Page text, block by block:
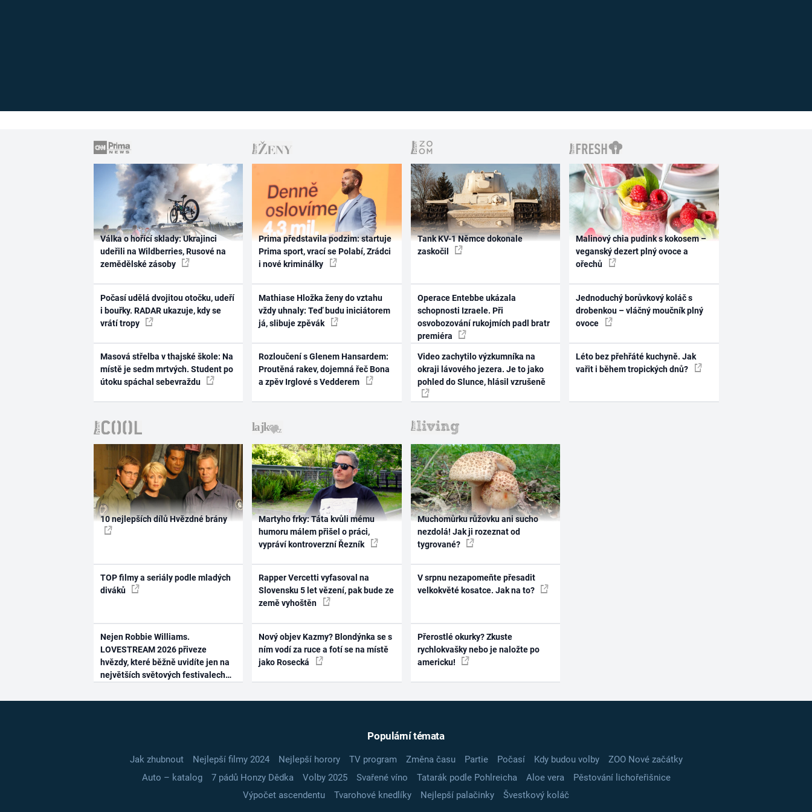
Válka o hořící sklady: Ukrajinci
udeřili na Wildberries, Rusové na
zemědělské zásoby
Počasí udělá dvojitou otočku, udeří
i bouřky. RADAR ukazuje, kdy se
vrátí tropy
Masová střelba v thajské škole: Na
místě je sedm mrtvých. Student po
útoku spáchal sebevraždu
Prima představila podzim: startuje
Prima sport, vrací se Polabí, Zrádci
i nové kriminálky
Mathiase Hložka ženy do vztahu
vždy uhnaly: Teď budu iniciátorem
já, slibuje zpěvák
Rozloučení s Glenem Hansardem:
Proutěná rakev, dojemná řeč Bona
a zpěv Irglové s Vedderem
Tank KV-1 Němce dokonale
zaskočil
Operace Entebbe ukázala
schopnosti Izraele. Při
osvobozování rukojmích padl bratr
premiéra
Video zachytilo výzkumníka na
okraji lávového jezera. Je to jako
pohled do Slunce, hlásil vzrušeně
Malinový chia pudink s kokosem –
veganský dezert plný ovoce a
ořechů
Jednoduchý borůvkový koláč s
drobenkou – vláčný moučník plný
ovoce
Léto bez přehřáté kuchyně. Jak
vařit i během tropických dnů?
10 nejlepších dílů Hvězdné brány
TOP filmy a seriály podle mladých
diváků
Nejen Robbie Williams.
LOVESTREAM 2026 přiveze
hvězdy, které běžně uvidíte jen na
největších světových festivalech
Martyho frky: Táta kvůli mému
humoru málem přišel o práci,
vypráví kontroverzní Řezník
Rapper Vercetti vyfasoval na
Slovensku 5 let vězení, pak bude ze
země vyhoštěn
Nový objev Kazmy? Blondýnka se s
ním vodí za ruce a fotí se na místě
jako Rosecká
Muchomůrku růžovku ani sucho
nezdolá! Jak ji rozeznat od
tygrované?
V srpnu nezapomeňte přesadit
velkokvěté kosatce. Jak na to?
Přerostlé okurky? Zkuste
rychlokvašky nebo je naložte po
americku!
Populární témata
Jak zhubnout Nejlepší filmy 2024 Nejlepší horory TV program Změna času Partie Počasí Kdy budou volby
ZOO Nové začátky
Auto – katalog
7 pádů Honzy Dědka Volby 2025 Svařené víno Tatarák podle Pohlreicha Aloe vera
Pěstování lichořeřišnice
Výpočet ascendentu
Tvarohové knedlíky Nejlepší palačinky Švestkový koláč